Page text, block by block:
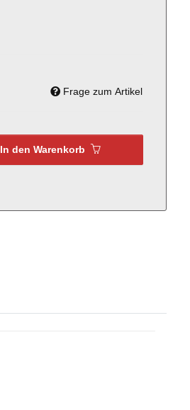
Frage zum Artikel
In den Warenkorb